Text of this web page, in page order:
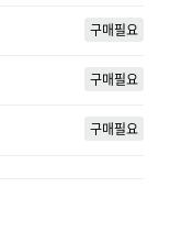
구매필요
구매필요
구매필요